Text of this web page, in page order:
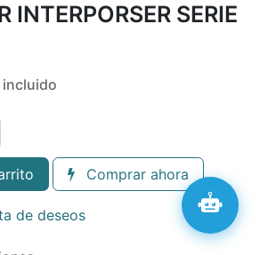
INTERPORSER SERIE
incluido
Comprar ahora
de deseos